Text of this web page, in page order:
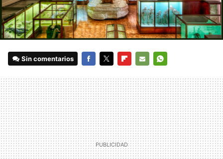
Sin comentarios
MAIL